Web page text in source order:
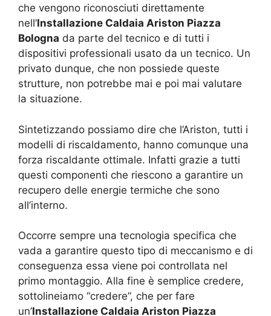
che vengono riconosciuti direttamente
nell’Installazione Caldaia Ariston Piazza
Bologna da parte del tecnico e di tutti i
dispositivi professionali usato da un tecnico. Un
privato dunque, che non possiede queste
strutture, non potrebbe mai e poi mai valutare
la situazione.
Sintetizzando possiamo dire che l’Ariston, tutti i
modelli di riscaldamento, hanno comunque una
forza riscaldante ottimale. Infatti grazie a tutti
questi componenti che riescono a garantire un
recupero delle energie termiche che sono
all’interno.
Occorre sempre una tecnologia specifica che
vada a garantire questo tipo di meccanismo e di
conseguenza essa viene poi controllata nel
primo montaggio. Alla fine è semplice credere,
sottolineiamo “credere”, che per fare
un’Installazione Caldaia Ariston Piazza